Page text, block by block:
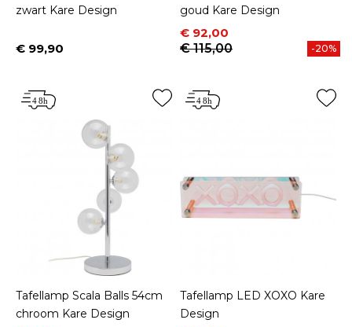
zwart Kare Design
Prijs
€ 99,90
goud Kare Design
Prijs
€ 92,00
Normale prijs
€ 115,00
-20%
Tafellamp Scala Balls 54cm
chroom Kare Design
Tafellamp LED XOXO Kare
Design